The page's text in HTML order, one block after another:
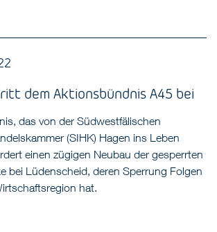
dem Aktionsbündnis A45 bei
das von der Südwestfälischen
(SIHK) Hagen ins Leben
einen zügigen Neubau der gesperrten
bei Lüdenscheid, deren Sperrung Folgen
hat.